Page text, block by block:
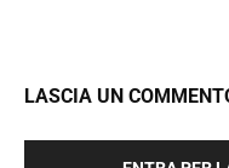
LASCIA UN